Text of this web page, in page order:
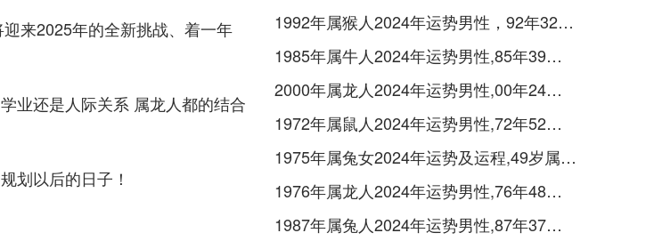
来2025年的全新挑战、着一年
业还是人际关系 属龙人都的结合
划以后的日子！
1992年属猴人2024年运势男性，92年32岁属猴男2024年每月运程怎么样
1985年属牛人2024年运势男性,85年39岁属牛男2024年每月运程怎么样
2000年属龙人2024年运势男性,00年24岁属龙男2024年每月运程怎么样
1972年属鼠人2024年运势男性,72年52岁属鼠男2024年每月运程怎么样
1975年属兔女2024年运势及运程,49岁属兔人2024全年每月运势女性如何
1976年属龙人2024年运势男性,76年48岁属龙男2024年每月运程怎么样
1987年属兔人2024年运势男性,87年37岁属兔男2024年每月运程怎么样